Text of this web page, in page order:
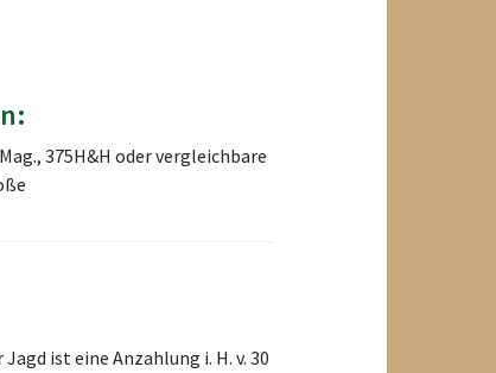
375H&H oder vergleichbare
ist eine Anzahlung i. H. v. 30